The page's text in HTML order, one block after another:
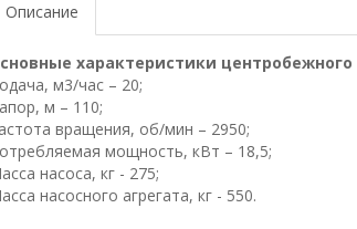
Описание
характеристики центробежного
м3/час – 20;
м – 110;
вращения, об/мин – 2950;
мощность, кВт – 18,5;
насоса, кг - 275;
насосного агрегата, кг - 550.